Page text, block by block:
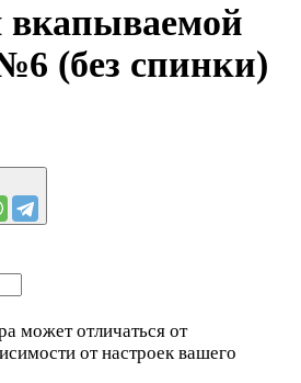
(без спинки)
может отличаться от
от настроек вашего